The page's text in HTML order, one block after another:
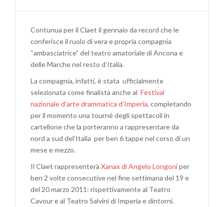
CLAET
I
7
FINALISTI
DEL
FESTIVAL
NAZIONALE
D’ARTE
DRAMMATICA
DI
IMPERIA
Contunua per il Claet il gennaio da record che le
conferisce il ruolo di vera e propria compagnia
“ambasciatrice” del teatro amatoriale di Ancona e
delle Marche nel resto d’Italia.
La compagnia, infatti, è stata ufficialmente
selezionata come finalista anche al Festival
nazionale d’arte drammatica d’Imperia, completando
per il momento una tournè degli spettacoli in
cartellone che la porteranno a rappresentare da
nord a sud del’Italia per ben 6 tappe nel corso di un
mese e mezzo.
Il Claet rappresenterà Xanax di Angelo Longoniper
ben 2 volte consecutive nel fine settimana del 19 e
del 20 marzo 2011: rispettivamente al Teatro
Cavour e al Teatro Salvini di Imperia e dintorni.